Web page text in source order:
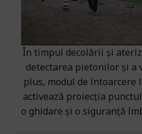
În timpul decolării și
detectarea pietonilor și a
plus, modul de întoarcere
activează proiecția
o ghidare și o siguranță